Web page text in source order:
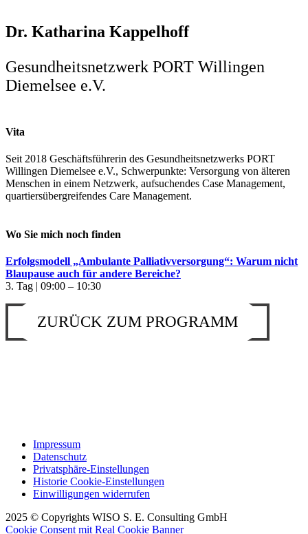
Dr. Katharina Kappelhoff
Gesundheitsnetzwerk PORT Willingen
Diemelsee e.V.
Vita
Seit 2018 Geschäftsführerin des Gesundheitsnetzwerks PORT
Willingen Diemelsee e.V., Schwerpunkte: Versorgung von älteren
Menschen in einem Netzwerk, aufsuchendes Case Management,
quartiersübergreifendes Care Management.
Wo Sie mich noch finden
Erfolgsmodell „Ambulante Palliativversorgung“: Warum nicht
Blaupause auch für andere Bereiche?
3. Tag | 09:00 – 10:30
ZURÜCK ZUM PROGRAMM
Impressum
Datenschutz
Privatsphäre-Einstellungen
Historie Cookie-Einstellungen
Einwilligungen widerrufen
2025 © Copyrights WISO S. E. Consulting GmbH
Cookie Consent mit Real Cookie Banner